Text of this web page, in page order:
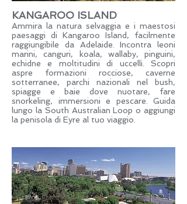
KANGAROO ISLAND
Ammira la natura selvaggia e i maestosi
paesaggi di Kangaroo Island, facilmente
raggiungibile da Adelaide. Incontra leoni
marini, canguri, koala, wallaby, pinguini,
echidne e moltitudini di uccelli. Scopri
aspre formazioni rocciose, caverne
sotterranee, parchi nazionali nel bush,
spiagge e baie dove nuotare, fare
snorkeling, immersioni e pescare. Guida
lungo la South Australian Loop o aggiungi
la penisola di Eyre al tuo viaggio.